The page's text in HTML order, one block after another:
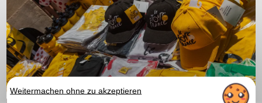
Weitermachen ohne zu akzeptieren